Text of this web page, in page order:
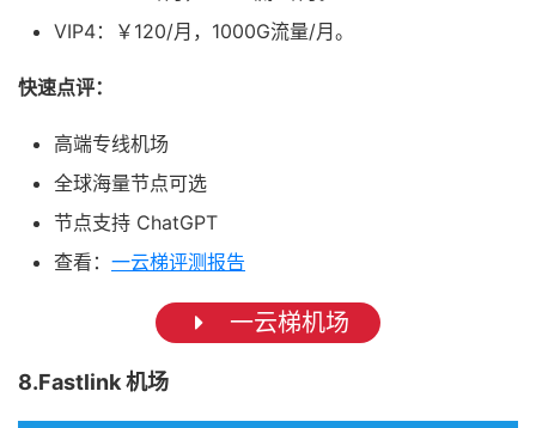
VIP4：￥120/月，1000G流量/月。
快速点评：
高端专线机场
全球海量节点可选
节点支持 ChatGPT
查看： 一云梯评测报告
一云梯机场
8.Fastlink 机场